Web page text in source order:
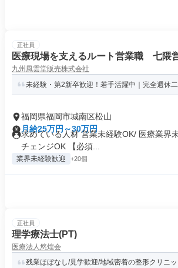
正社員
医療現場を支えるルート営業職 七隈
九州風雲堂販売株式会社
未経験・第2新卒歓迎！若手活躍中｜完全週休
福岡県福岡市城南区松山
月給25万円～30万円
求めている人材 営業未経験OK/ 医療業界
チェンジOK 【必須...
業界未経験歓迎 +20個
正社員
理学療法士(PT)
医療法人悠煌会
残業ほぼなし/見学歓迎/地域密着の整形クリニ